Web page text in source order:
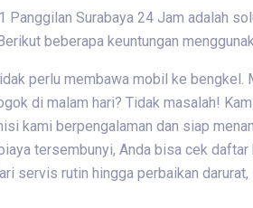
Panggilan Surabaya 24 Jam adalah
beberapa keuntungan
perlu membawa mobil ke bengkel.
di malam hari? Tidak masalah!
kami berpengalaman dan siap
tersembunyi, Anda bisa cek
servis rutin hingga perbaikan